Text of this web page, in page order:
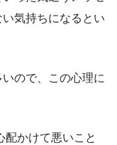
気持ちになるとい
ので、この心理に
配かけて悪いこと